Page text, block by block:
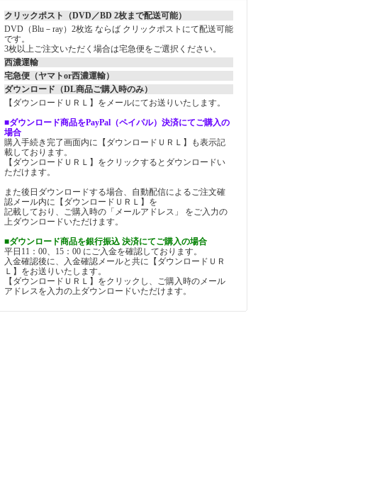
クリックポスト（DVD／BD 2枚まで配送可能）
DVD（Blu－ray）2枚迄 ならば クリックポストにて配送可能
です。
3枚以上ご注文いただく場合は宅急便をご選択ください。
西濃運輸
宅急便（ヤマトor西濃運輸）
ダウンロード（DL商品ご購入時のみ）
【ダウンロードＵＲＬ】をメールにてお送りいたします。
■ダウンロード商品をPayPal（ペイパル）決済にてご購入の
場合
購入手続き完了画面内に【ダウンロードＵＲＬ】も表示記
載しております。
【ダウンロードＵＲＬ】をクリックするとダウンロードい
ただけます。
また後日ダウンロードする場合、自動配信によるご注文確
認メール内に【ダウンロードＵＲＬ】を
記載しており、ご購入時の「メールアドレス」 をご入力の
上ダウンロードいただけます。
■ダウンロード商品を銀行振込 決済にてご購入の場合
平日11：00、15：00 にご入金を確認しております。
入金確認後に、入金確認メールと共に【ダウンロードＵＲ
Ｌ】をお送りいたします。
【ダウンロードＵＲＬ】をクリックし、ご購入時のメール
アドレスを入力の上ダウンロードいただけます。